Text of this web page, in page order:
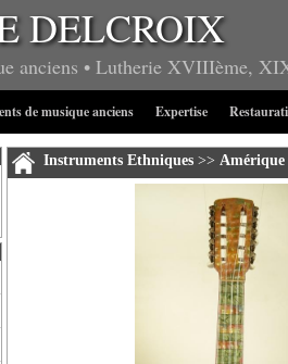
DELCROIX
anciens • Lutherie XVIIIème,
de musique anciens Expertise
Instruments Ethniques>> Amérique